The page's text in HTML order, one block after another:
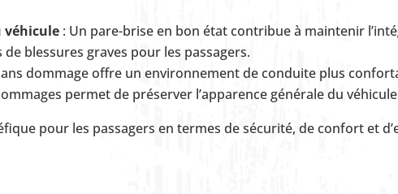
véhicule : Un pare-brise en bon état contribue à maintenir
blessures graves pour les passagers.
dommage offre un environnement de conduite plus
permet de préserver l’apparence générale du
pour les passagers en termes de sécurité, de confort et